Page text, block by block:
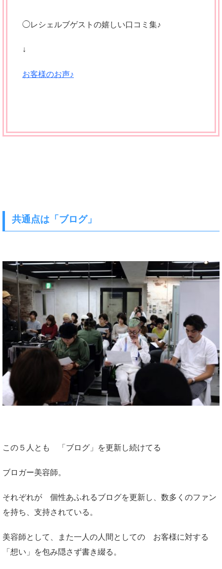
◯レシェルブゲストの嬉しい口コミ集♪
↓
お客様のお声♪
共通点は「ブログ」
この５人とも 「ブログ」を更新し続けてる
ブロガー美容師。
それぞれが 個性あふれるブログを更新し、数多くのファン
を持ち、支持されている。
美容師として、また一人の人間としての お客様に対する
「想い」を包み隠さず書き綴る。